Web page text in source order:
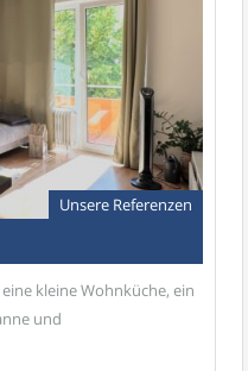
Unsere Referenzen
kleine Wohnküche, ein
und